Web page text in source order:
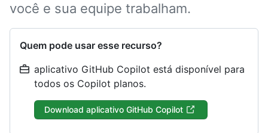
você e sua equipe trabalham.
Quem pode usar esse recurso?
aplicativo GitHub Copilot está disponível para
todos os Copilot planos.
Download aplicativo GitHub Copilot